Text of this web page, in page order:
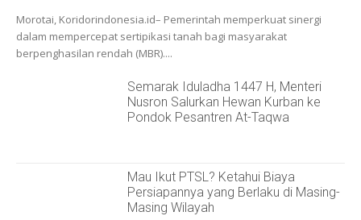
Morotai, Koridorindonesia.id– Pemerintah memperkuat sinergi
dalam mempercepat sertipikasi tanah bagi masyarakat
berpenghasilan rendah (MBR)....
Semarak Iduladha 1447 H, Menteri
Nusron Salurkan Hewan Kurban ke
Pondok Pesantren At-Taqwa
Mau Ikut PTSL? Ketahui Biaya
Persiapannya yang Berlaku di Masing-
Masing Wilayah ‎